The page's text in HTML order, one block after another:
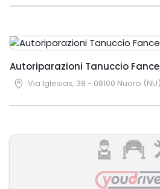
Autoriparazioni Tanuccio
Via Iglesias, 38 - 08100 Nuoro (NU)